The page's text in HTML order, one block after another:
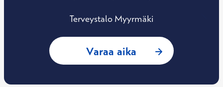
Terveystalo Myyrmäki
Varaa aika : Suvi Valtavirta,